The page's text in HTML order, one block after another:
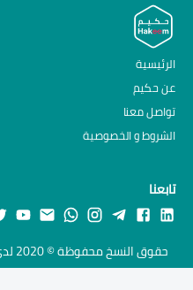
الرئيسية
عن حكيم
تواصل معنا
الشروط و الخصوصية
تابعنا
حقوق النسخ محفوظة © 2020 لدى